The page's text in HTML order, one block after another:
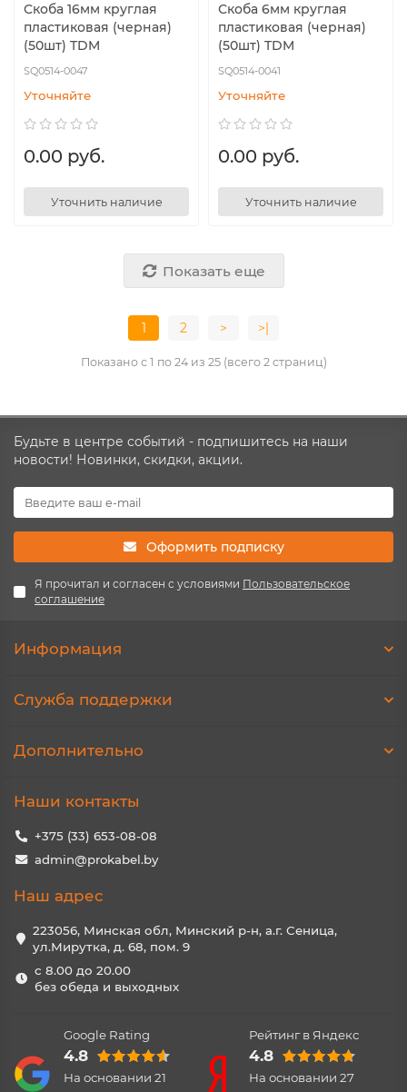
Скоба 16мм круглая
пластиковая (черная)
(50шт) TDM
SQ0514-0047
Уточняйте
0.00 руб.
Уточнить наличие
Скоба 6мм круглая
пластиковая (черная)
(50шт) TDM
SQ0514-0041
Уточняйте
0.00 руб.
Уточнить наличие
Показать еще
1 2 > >|
Показано с 1 по 24 из 25 (всего 2 страниц)
Будьте в центре событий - подпишитесь на наши
новости! Новинки, скидки, акции.
Оформить подписку
Я прочитал и согласен с условиями Пользовательское
соглашение
Информация
Служба поддержки
Дополнительно
Наши контакты
+375 (33) 653-08-08
admin@prokabel.by
Наш адрес
223056, Минская обл, Минский р-н, а.г. Сеница,
ул.Мирутка, д. 68, пом. 9
с 8.00 до 20.00
без обеда и выходных
Google Rating
4.8
На основании 21
Рейтинг в Яндекс
4.8
На основании 27